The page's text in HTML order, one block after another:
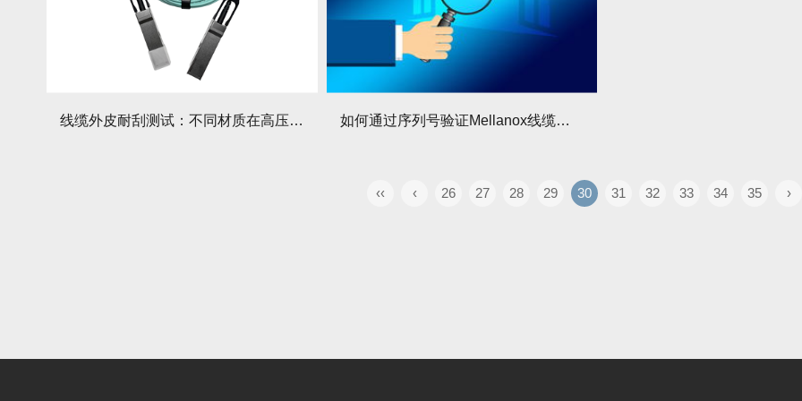
线缆外皮耐刮测试：不同材质在高压环境中老化速度如何？ 如何通过序列号验证Mellanox线缆是否为翻新货？需注意哪些细节？
‹‹ ‹ 26 27 28 29 30 31 32 33 34 35 ›